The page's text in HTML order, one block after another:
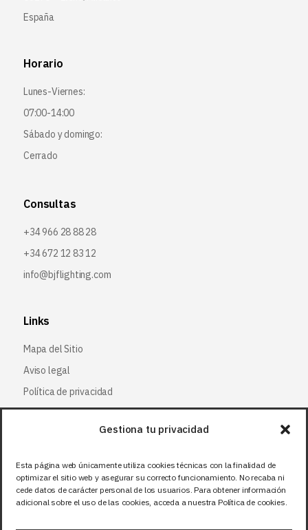
Gestiona tu privacidad
Esta página web únicamente utiliza cookies técnicas con la finalidad de
optimizar el sitio web y asegurar su correcto funcionamiento. No recaba ni
cede datos de carácter personal de los usuarios. Para obtener información
adicional sobre el uso de las cookies, acceda a nuestra Política de cookies.
España
Horario
Lunes-Viernes:
07:00-14:00
Sábado y domingo:
Cerrado
Consultas
+34 966 28 88 28
+34 672 12 83 12
info@bjflighting.com
Links
Mapa del Sitio
Aviso legal
Política de privacidad
Política de cookies
Síguenos
Facebook
X (Twitter)